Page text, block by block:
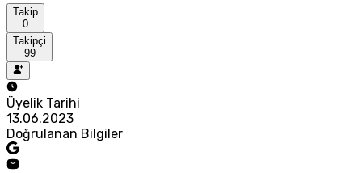
Takip
0
Takipçi
99
Üyelik Tarihi
13.06.2023
Doğrulanan Bilgiler